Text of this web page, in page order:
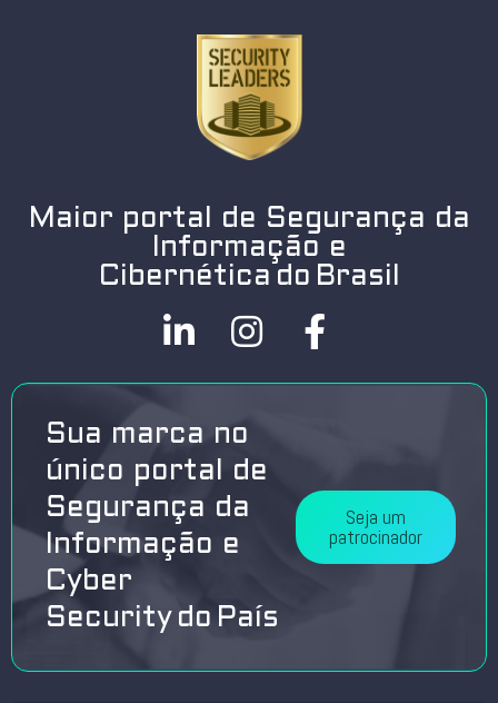
Maior portal de Segurança da
Informação e
Cibernética do Brasil
Sua marca no
único portal de
Segurança da
Informação e
Cyber
Security do País
Seja um
patrocinador